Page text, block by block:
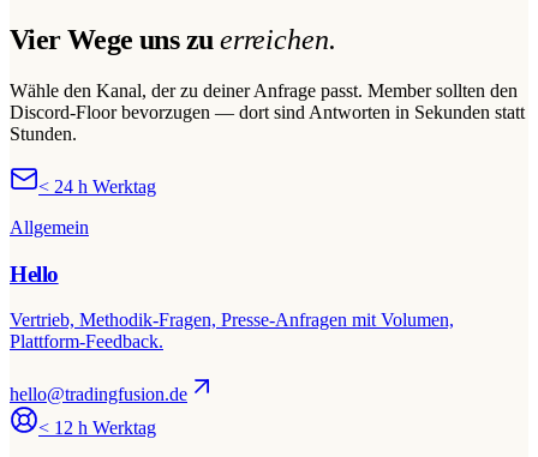
Vier Wege uns zu erreichen.
Wähle den Kanal, der zu deiner Anfrage passt. Member sollten den
Discord-Floor bevorzugen — dort sind Antworten in Sekunden statt
Stunden.
< 24 h Werktag
Allgemein
Hello
Vertrieb, Methodik-Fragen, Presse-Anfragen mit Volumen,
Plattform-Feedback.
hello@tradingfusion.de
< 12 h Werktag